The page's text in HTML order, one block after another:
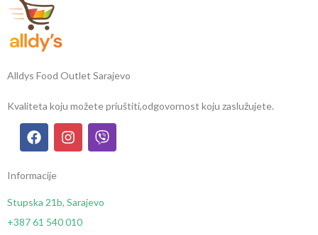
Alldys Food Outlet Sarajevo
Kvaliteta koju možete priuštiti,odgovornost koju zaslužujete.
Informacije
Stupska 21b, Sarajevo
+387 61 540 010